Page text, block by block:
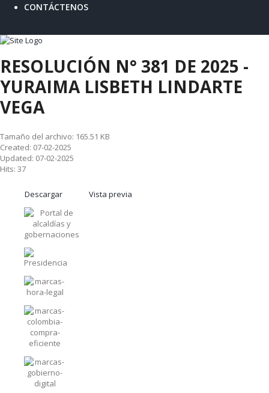
CONTÁCTENOS
RESOLUCIÓN N° 381 DE 2025 -
YURAIMA LISBETH LINDARTE
VEGA
Tamaño del archivo: 165.51 KB
Created: 07-02-2025
Updated: 07-02-2025
Hits: 37
Descargar Vista previa